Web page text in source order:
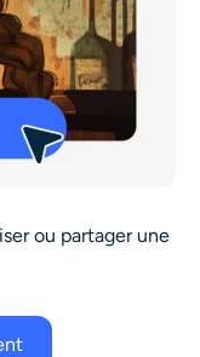
ou partager une